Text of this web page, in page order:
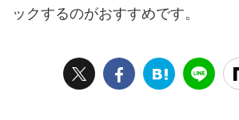
ックするのがおすすめです。